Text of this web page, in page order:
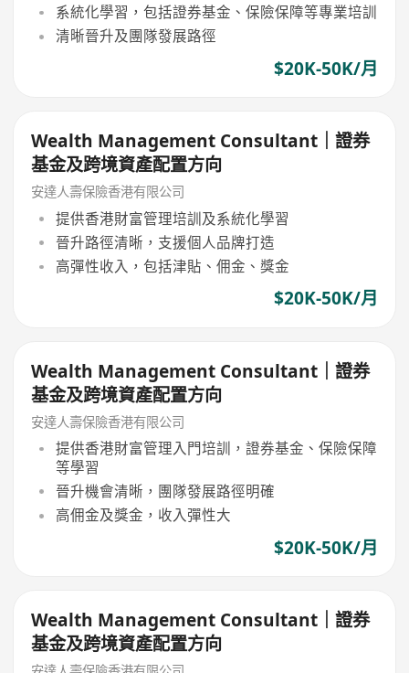
系統化學習，包括證券基金、保險保障等專業培訓
清晰晉升及團隊發展路徑
$20K-50K/月
Wealth Management Consultant｜證券
基金及跨境資產配置方向
安達人壽保險香港有限公司
提供香港財富管理培訓及系統化學習
晉升路徑清晰，支援個人品牌打造
高彈性收入，包括津貼、佣金、獎金
$20K-50K/月
Wealth Management Consultant｜證券
基金及跨境資產配置方向
安達人壽保險香港有限公司
提供香港財富管理入門培訓，證券基金、保險保障
等學習
晉升機會清晰，團隊發展路徑明確
高佣金及獎金，收入彈性大
$20K-50K/月
Wealth Management Consultant｜證券
基金及跨境資產配置方向